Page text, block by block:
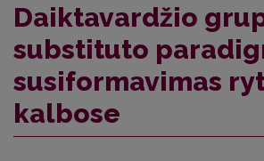
Daiktavardžio
substituto
susiformavimas
kalbose